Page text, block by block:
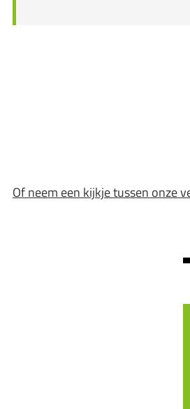
Of neem een kijkje tussen onze